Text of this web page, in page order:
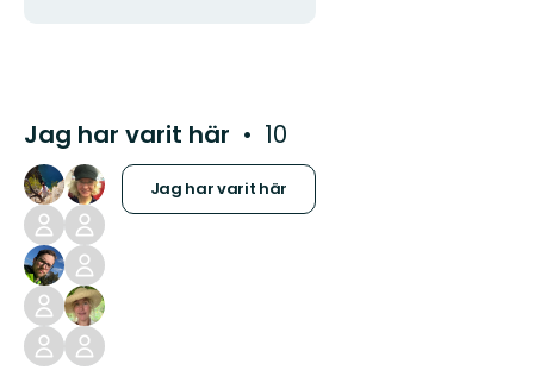
Jag har varit här 10
Jag har varit här